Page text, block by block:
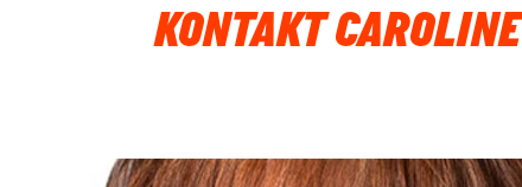
KONTAKT CAROLINE